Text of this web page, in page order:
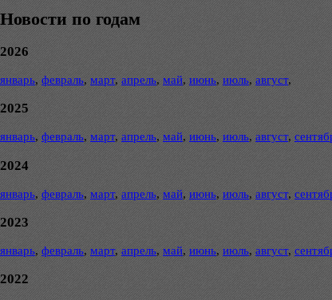
Новости по годам
2026
январь, февраль, март, апрель, май, июнь, июль, август,
2025
январь, февраль, март, апрель, май, июнь, июль, август,
2024
январь, февраль, март, апрель, май, июнь, июль, август,
2023
январь, февраль, март, апрель, май, июнь, июль, август,
2022